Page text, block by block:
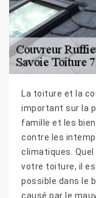
La toiture et la
important sur la
famille et les
contre les
climatiques.
votre toiture, il
possible dans le
causé par le